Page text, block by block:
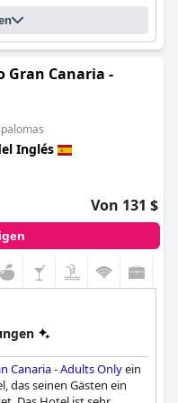
tragen zu einem
Probleme mit der
festgestellt werden.
weitgehend
die hervorragenden
die ein
Erlebnis bieten.
Konsens einer
Gran Canaria -
Inglés
Von 131 $
Canaria - Adults Onlyein
das seinen Gästen ein